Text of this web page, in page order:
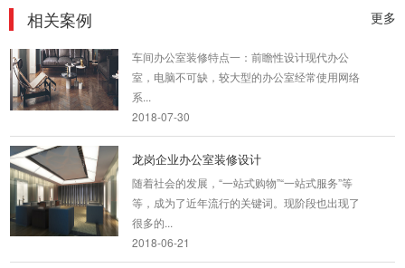
更多
相关案例
车间办公室装修特点一：前瞻性设计现代办公
室，电脑不可缺，较大型的办公室经常使用网络
系...
2018-07-30
龙岗企业办公室装修设计
随着社会的发展，“一站式购物”“一站式服务”等
等，成为了近年流行的关键词。现阶段也出现了
很多的...
2018-06-21